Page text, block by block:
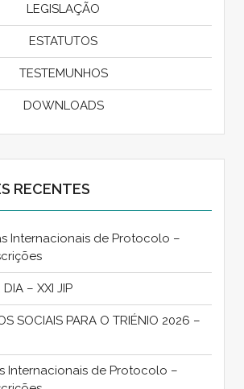
LEGISLAÇÃO
ESTATUTOS
TESTEMUNHOS
DOWNLOADS
RECENTES
Internacionais de Protocolo –
DIA – XXI JIP
SOCIAIS PARA O TRIÉNIO 2026 –
Internacionais de Protocolo –